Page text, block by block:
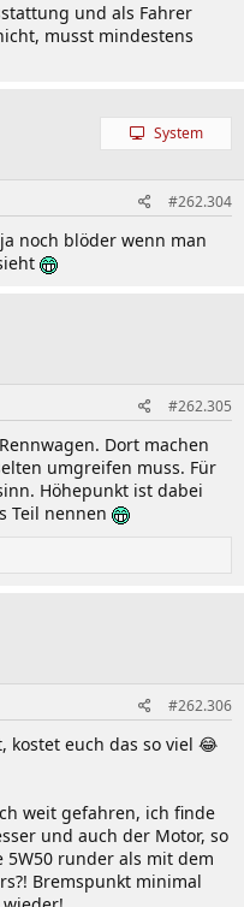
und als Fahrer
musst mindestens
System
#262.304
noch blöder wenn man
#262.305
Dort machen
umgreifen muss. Für
Höhepunkt ist dabei
Teil nennen
#262.306
kostet euch das so viel 😂
weit gefahren, ich finde
und auch der Motor, so
runder als mit dem
Bremspunkt minimal